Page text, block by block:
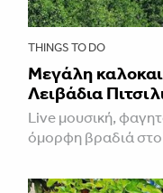
THINGS TO DO
Μεγάλη
Λειβάδια
Live μουσική,
όμορφη βραδιά στο